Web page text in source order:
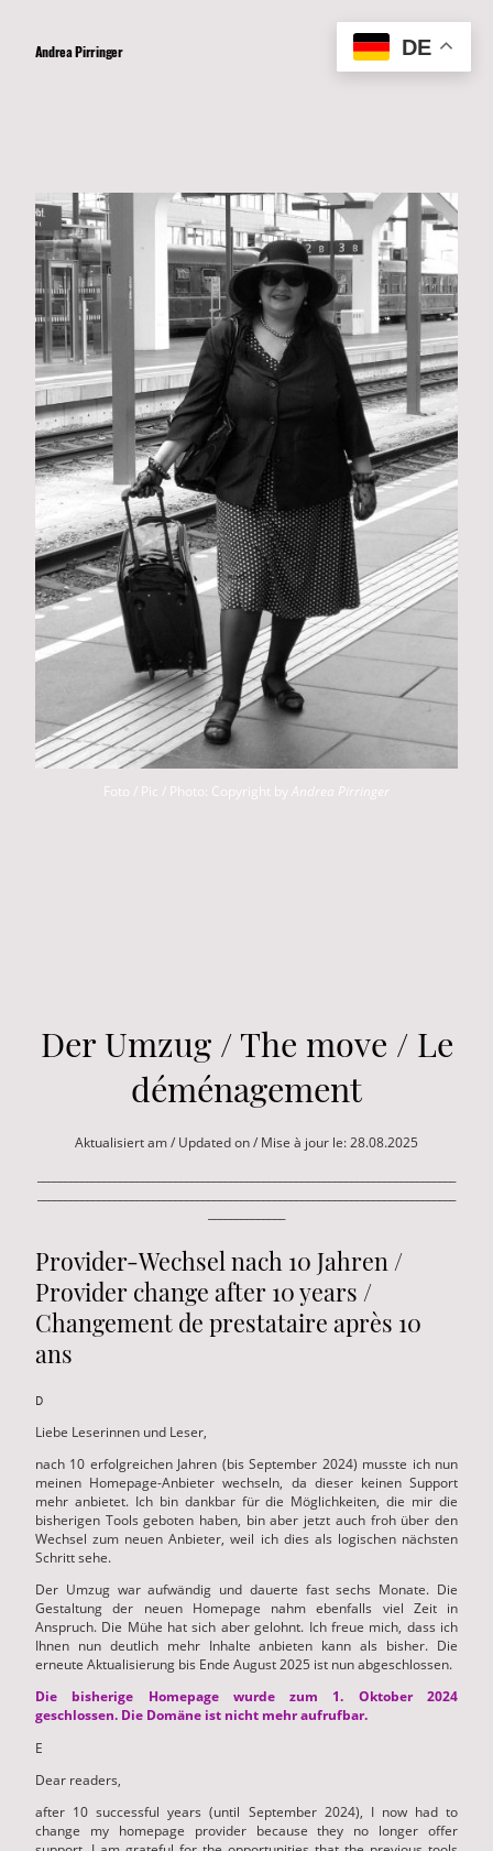
Andrea Pirringer
Foto / Pic / Photo: Copyright byAndrea Pirringer
Der Umzug / The move / Le
déménagement
Aktualisiert am / Updated on / Mise à jour le: 28.08.2025
Provider-Wechsel nach 10 Jahren /
Provider change after 10 years /
Changement de prestataire après 10
ans
D
Liebe Leserinnen und Leser,
nach 10 erfolgreichen Jahren (bis September 2024) musste ich nun
meinen Homepage-Anbieter wechseln, da dieser keinen Support
mehr anbietet. Ich bin dankbar für die Möglichkeiten, die mir die
bisherigen Tools geboten haben, bin aber jetzt auch froh über den
Wechsel zum neuen Anbieter, weil ich dies als logischen nächsten
Schritt sehe.
Der Umzug war aufwändig und dauerte fast sechs Monate. Die
Gestaltung der neuen Homepage nahm ebenfalls viel Zeit in
Anspruch. Die Mühe hat sich aber gelohnt. Ich freue mich, dass ich
Ihnen nun deutlich mehr Inhalte anbieten kann als bisher. Die
erneute Aktualisierung bis Ende August 2025 ist nun abgeschlossen.
Die bisherige Homepage wurde zum 1. Oktober 2024
geschlossen. Die Domäne ist nicht mehr aufrufbar.
E
Dear readers,
after 10 successful years (until September 2024), I now had to
change my homepage provider because they no longer offer
DE